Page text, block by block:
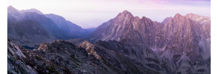
V
I
G
A
T
I